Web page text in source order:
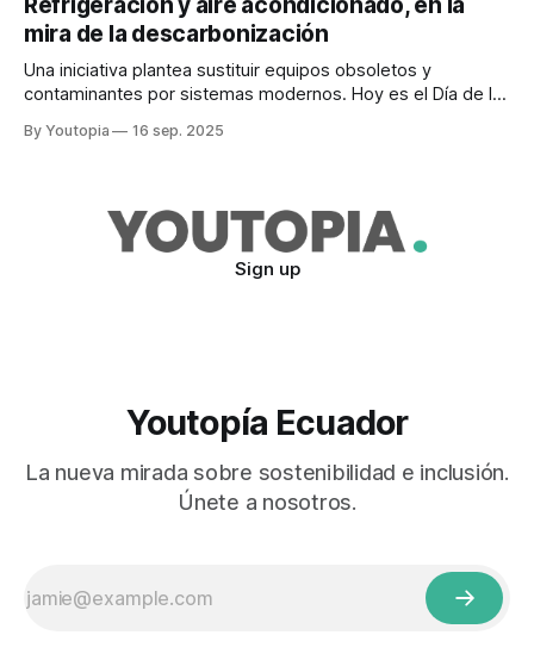
Refrigeración y aire acondicionado, en la
mira de la descarbonización
Una iniciativa plantea sustituir equipos obsoletos y
contaminantes por sistemas modernos. Hoy es el Día de la
By Youtopia 16 sep. 2025
Sign up
Youtopía Ecuador
La nueva mirada sobre sostenibilidad e inclusión.
Únete a nosotros.